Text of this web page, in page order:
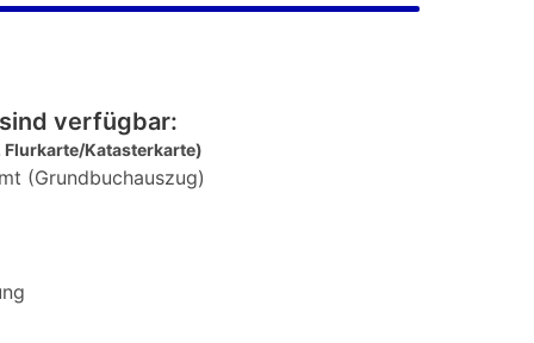
verfügbar:
Flurkarte/Katasterkarte)
(Grundbuchauszug)